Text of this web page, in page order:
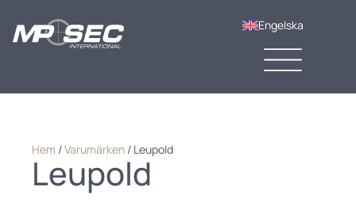
Engelska
Hem /Varumärken / Leupold
Leupold